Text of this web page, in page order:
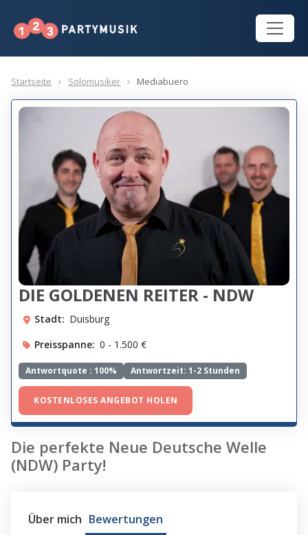
Startseite Solomusiker Mediabuero
DIE GOLDENEN REITER - NDW
Stadt: Duisburg
Preisspanne: 0 - 1.500 €
Antwortquote :100% Antwortzeit: 1-2 Stunden
KOSTENLOSES ANGEBOT HOLEN
Die perfekte Neue Deutsche Welle
(NDW) Party!
Über mich Bewertungen